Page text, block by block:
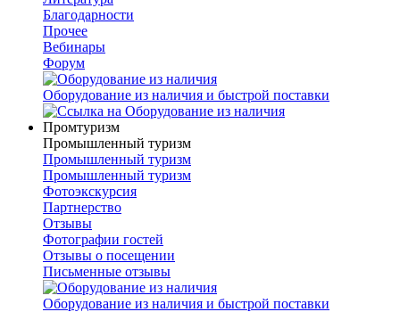
Благодарности
Прочее
Вебинары
Форум
Оборудование из наличия и быстрой поставки
Промтуризм
Промышленный туризм
Промышленный туризм
Промышленный туризм
Фотоэкскурсия
Партнерство
Отзывы
Фотографии гостей
Отзывы о посещении
Письменные отзывы
Оборудование из наличия и быстрой поставки